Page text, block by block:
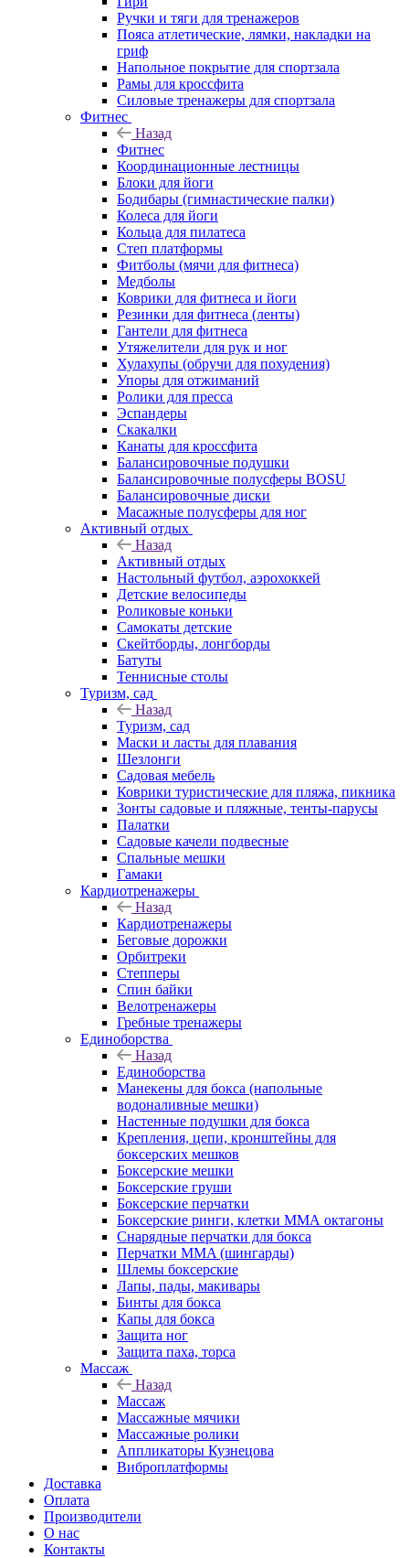
Ручки и тяги для тренажеров
Пояса атлетические, лямки, накладки на
гриф
Напольное покрытие для спортзала
Рамы для кроссфита
Силовые тренажеры для спортзала
Фитнес
Назад
Фитнес
Координационные лестницы
Блоки для йоги
Бодибары (гимнастические палки)
Колеса для йоги
Кольца для пилатеса
Степ платформы
Фитболы (мячи для фитнеса)
Медболы
Коврики для фитнеса и йоги
Резинки для фитнеса (ленты)
Гантели для фитнеса
Утяжелители для рук и ног
Хулахупы (обручи для похудения)
Упоры для отжиманий
Ролики для пресса
Эспандеры
Скакалки
Канаты для кроссфита
Балансировочные подушки
Балансировочные полусферы BOSU
Балансировочные диски
Масажные полусферы для ног
Активный отдых
Назад
Активный отдых
Настольный футбол, аэрохоккей
Детские велосипеды
Роликовые коньки
Самокаты детские
Скейтборды, лонгборды
Батуты
Теннисные столы
Туризм, сад
Назад
Туризм, сад
Маски и ласты для плавания
Шезлонги
Садовая мебель
Коврики туристические для пляжа, пикника
Зонты садовые и пляжные, тенты-парусы
Палатки
Садовые качели подвесные
Спальные мешки
Гамаки
Кардиотренажеры
Назад
Кардиотренажеры
Беговые дорожки
Орбитреки
Степперы
Спин байки
Велотренажеры
Гребные тренажеры
Единоборства
Назад
Единоборства
Манекены для бокса (напольные
водоналивные мешки)
Настенные подушки для бокса
Крепления, цепи, кронштейны для
боксерских мешков
Боксерские мешки
Боксерские груши
Боксерские перчатки
Боксерские ринги, клетки ММА октагоны
Снарядные перчатки для бокса
Перчатки MMA (шингарды)
Шлемы боксерские
Лапы, пады, макивары
Бинты для бокса
Капы для бокса
Защита ног
Защита паха, торса
Массаж
Назад
Массаж
Массажные мячики
Массажные ролики
Аппликаторы Кузнецова
Виброплатформы
Доставка
Оплата
Производители
О нас
Контакты